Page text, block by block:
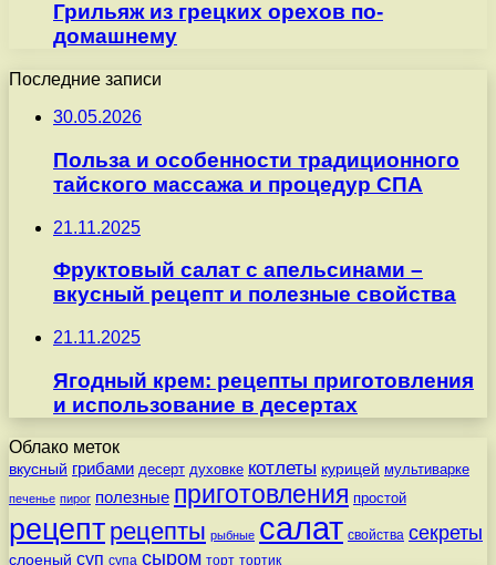
Грильяж из грецких орехов по-
домашнему
Последние записи
30.05.2026
Польза и особенности традиционного
тайского массажа и процедур СПА
21.11.2025
Фруктовый салат с апельсинами –
вкусный рецепт и полезные свойства
21.11.2025
Ягодный крем: рецепты приготовления
и использование в десертах
Облако меток
вкусный грибами десерт духовке котлеты курицей мультиварке
печенье пирог полезные приготовления простой
рецепт рецепты рыбные салат свойства секреты
слоеный суп супа сыром торт тортик